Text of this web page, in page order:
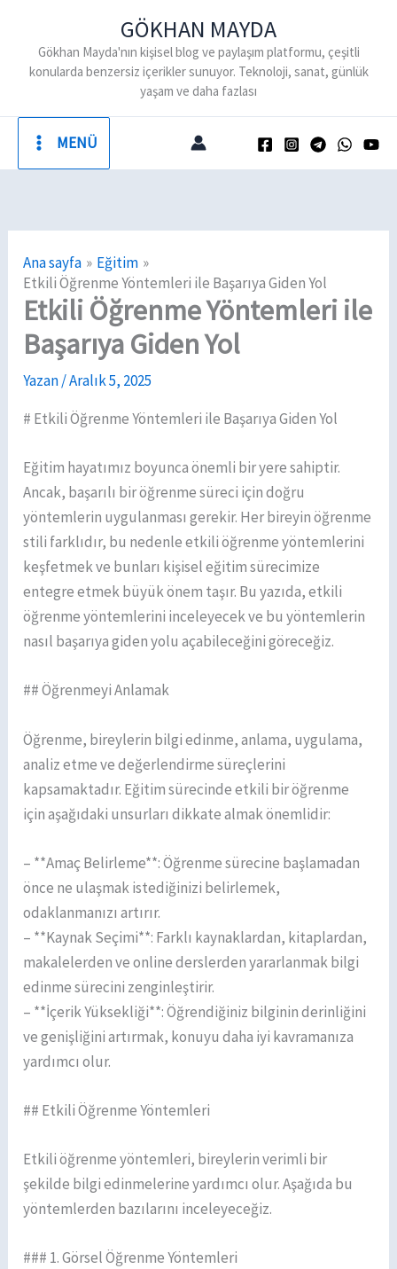
GÖKHAN MAYDA
Gökhan Mayda'nın kişisel blog ve paylaşım platformu, çeşitli
konularda benzersiz içerikler sunuyor. Teknoloji, sanat, günlük
yaşam ve daha fazlası
MENÜ
Ana sayfa
Eğitim
Etkili Öğrenme Yöntemleri ile Başarıya Giden Yol
Etkili Öğrenme Yöntemleri ile
Başarıya Giden Yol
Yazan/Aralık 5, 2025
# Etkili Öğrenme Yöntemleri ile Başarıya Giden Yol
Eğitim hayatımız boyunca önemli bir yere sahiptir.
Ancak, başarılı bir öğrenme süreci için doğru
yöntemlerin uygulanması gerekir. Her bireyin öğrenme
stili farklıdır, bu nedenle etkili öğrenme yöntemlerini
keşfetmek ve bunları kişisel eğitim sürecimize
entegre etmek büyük önem taşır. Bu yazıda, etkili
öğrenme yöntemlerini inceleyecek ve bu yöntemlerin
nasıl başarıya giden yolu açabileceğini göreceğiz.
## Öğrenmeyi Anlamak
Öğrenme, bireylerin bilgi edinme, anlama, uygulama,
analiz etme ve değerlendirme süreçlerini
kapsamaktadır. Eğitim sürecinde etkili bir öğrenme
için aşağıdaki unsurları dikkate almak önemlidir:
– **Amaç Belirleme**: Öğrenme sürecine başlamadan
önce ne ulaşmak istediğinizi belirlemek,
odaklanmanızı artırır.
– **Kaynak Seçimi**: Farklı kaynaklardan, kitaplardan,
makalelerden ve online derslerden yararlanmak bilgi
edinme sürecini zenginleştirir.
– **İçerik Yüksekliği**: Öğrendiğiniz bilginin derinliğini
ve genişliğini artırmak, konuyu daha iyi kavramanıza
yardımcı olur.
## Etkili Öğrenme Yöntemleri
Etkili öğrenme yöntemleri, bireylerin verimli bir
şekilde bilgi edinmelerine yardımcı olur. Aşağıda bu
yöntemlerden bazılarını inceleyeceğiz.
### 1. Görsel Öğrenme Yöntemleri